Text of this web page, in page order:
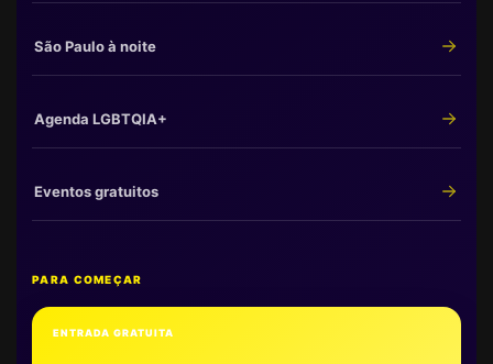
São Paulo à noite
Agenda LGBTQIA+
Eventos gratuitos
PARA COMEÇAR
ENTRADA GRATUITA